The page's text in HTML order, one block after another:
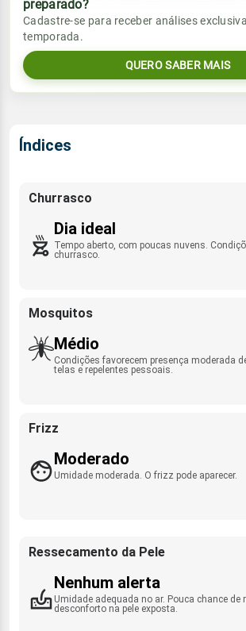
28%89%
Rajada de vento
Sol
06:13h às 17:34h
Lua
Chuva
0.0mm
Vento
ENE -
Rajada de vento
Sol
preparado?
Cadastre-se para receber análises
temporada.
QUERO SABER MAIS
Índices
Churrasco
Dia ideal
Tempo aberto, com poucas nuvens.
churrasco.
Mosquitos
Médio
Condições favorecem presença moderada
telas e repelentes pessoais.
Frizz
Moderado
Umidade moderada. O frizz pode aparecer.
Ressecamento da Pele
Nenhum alerta
Umidade adequada no ar. Pouca chance de
desconforto na pele exposta.